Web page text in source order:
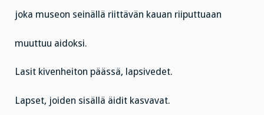
joka museon seinällä riittävän kauan riiputtuaan
muuttuu aidoksi.
Lasit kivenheiton päässä, lapsivedet.
Lapset, joiden sisällä äidit kasvavat.